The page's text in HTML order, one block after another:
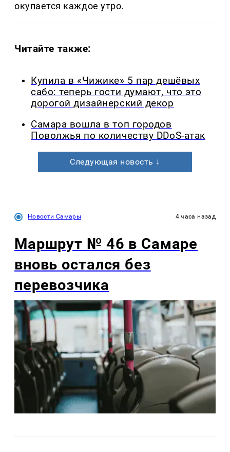
окупается каждое утро.
Читайте также:
Купила в «Чижике» 5 пар дешёвых
сабо: теперь гости думают, что это
дорогой дизайнерский декор
Самара вошла в топ городов
Поволжья по количеству DDoS-атак
Следующая новость ↓
Новости Самары 4 часа назад
Маршрут № 46 в Самаре
вновь остался без
перевозчика